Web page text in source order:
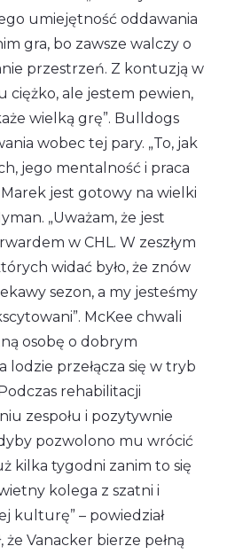
umiejętność oddawania
gra, bo zawsze walczy o
przestrzeń. Z kontuzją w
ciężko, ale jestem pewien,
wielką grę”. Bulldogs
wobec tej pary. „To, jak
jego mentalność i praca
Marek jest gotowy na wielki
„Uważam, że jest
w CHL. W zeszłym
widać było, że znów
sezon, a my jesteśmy
McKee chwali
osobę o dobrym
lodzie przełącza się w tryb
rehabilitacji
zespołu i pozytywnie
pozwolono mu wrócić
kilka tygodni zanim to się
kolega z szatni i
kulturę” – powiedział
że Vanacker bierze pełną